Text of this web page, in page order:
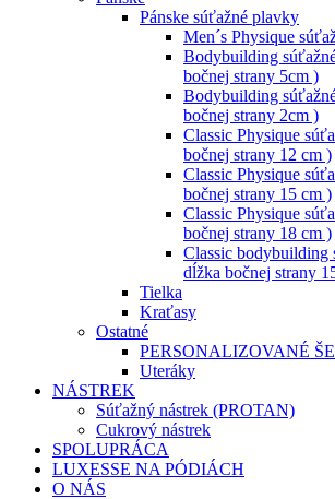
Pánske súťažné plavky
Men´s Physique
Bodybuilding
bočnej strany 5cm )
Bodybuilding
bočnej strany 2cm )
Classic Physique
bočnej strany 12 cm )
Classic Physique
bočnej strany 15 cm )
Classic Physique
bočnej strany 18 cm )
Classic bodybuilding
dĺžka bočnej strany
Tielka
Kraťasy
Ostatné
PERSONALIZOVANÉ
Uteráky
NÁSTREK
Súťažný nástrek (PROTAN)
Cukrový nástrek
SPOLUPRÁCA
LUXESSE NA PÓDIÁCH
O NÁS